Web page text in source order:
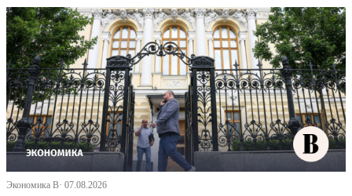
Экономика В· 07.08.2026